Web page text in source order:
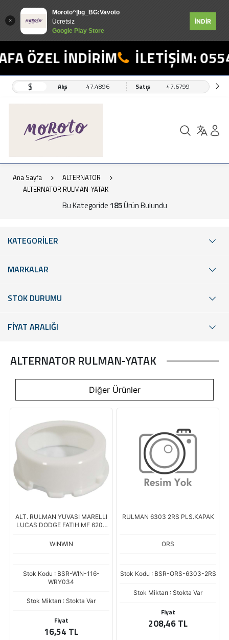
Moroto^|bg_BG:Vavoto
Ücretsiz
Google Play Store
İNDİR
İNDİRİM İLETİŞİM: 0554
$ Alış 47,4896 Satış 47,6799
Ana Sayfa
ALTERNATOR
ALTERNATOR RULMAN-YATAK
Bu Kategoride 185Ürün Bulundu
KATEGORİLER
MARKALAR
STOK DURUMU
FİYAT ARALIĞI
ALTERNATOR RULMAN-YATAK
Diğer Ürünler
ALT. RULMAN YUVASI MARELLI
LUCAS DODGE FATIH MF 6202
WINWIN
Stok Kodu : BSR-WIN-116-
WRY034
Stok Miktarı : Stokta Var
Fiyat
16,54 TL
RULMAN 6303 2RS PLS.KAPAK
ORS
Stok Kodu : BSR-ORS-6303-2RS
Stok Miktarı : Stokta Var
Fiyat
208,46 TL